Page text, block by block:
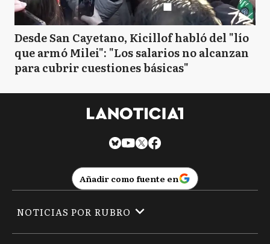
Desde San Cayetano, Kicillof habló del "lío
que armó Milei": "Los salarios no alcanzan
para cubrir cuestiones básicas"
Añadir como fuente en
NOTICIAS POR RUBRO